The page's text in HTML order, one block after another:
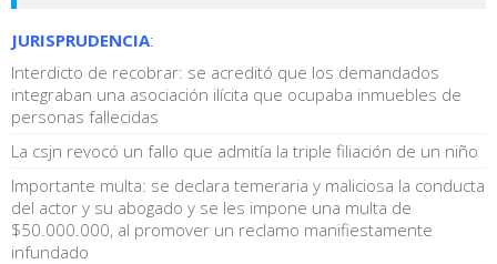
JURISPRUDENCIA:
Interdicto de recobrar: se acreditó que los demandados
integraban una asociación ilícita que ocupaba inmuebles de
personas fallecidas
La csjn revocó un fallo que admitía la triple filiación de un niño
Importante multa: se declara temeraria y maliciosa la conducta
del actor y su abogado y se les impone una multa de
$50.000.000, al promover un reclamo manifiestamente
infundado